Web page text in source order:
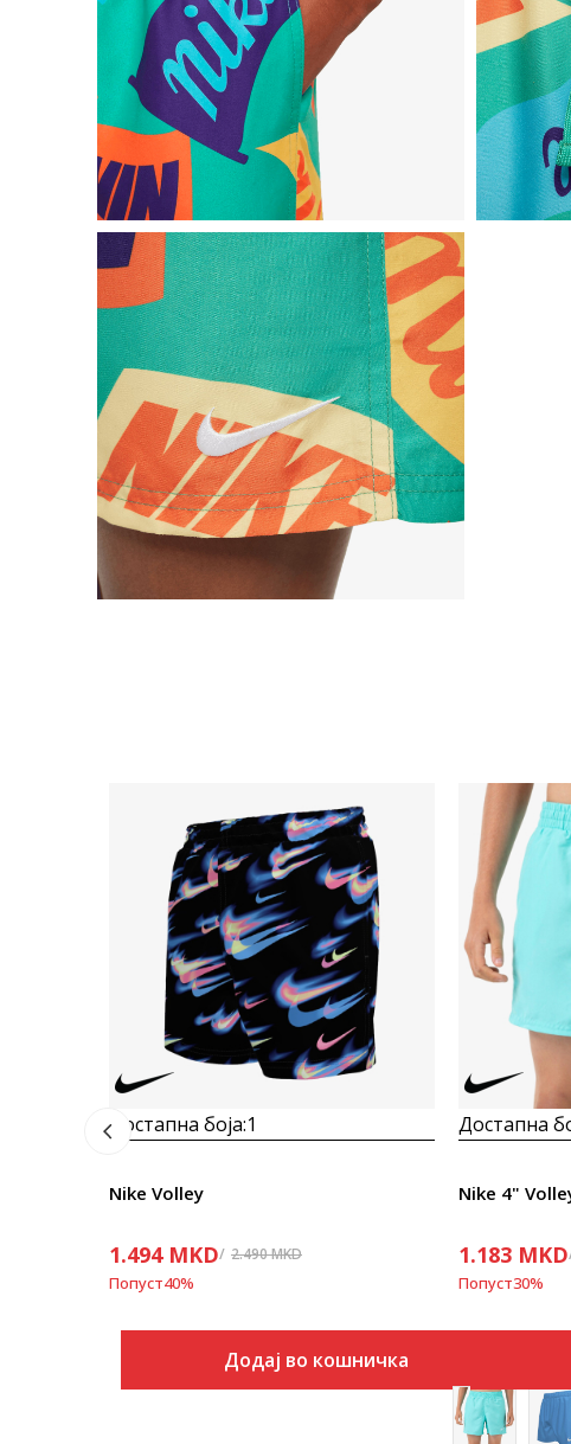
Достапна боја:1
Nike Volley
1.494 MKD 2.490MKD
Попуст40%
Додај во кошничка
Достапна
Nike 4"
1.183 MKD
Попуст30%